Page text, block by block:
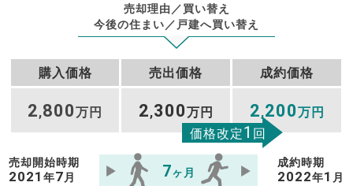
売却理由／買い替え
今後の住まい／戸建へ買い替え
購入価格 売出価格 成約価格
2,800万円 2,300万円 2,200万円
価格改定1 回
売却開始時期
2021年7 月 7ヶ月
成約時期
2022年1 月